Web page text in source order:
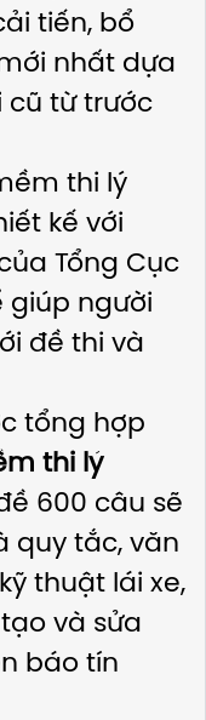
tiến, bổ
nhất dựa
cũ từ trước
thi lý
kế với
Tổng Cục
giúp người
đề thi và
tổng hợp
thi lý
600 câu sẽ
quy tắc, văn
thuật lái xe,
và sửa
báo tín